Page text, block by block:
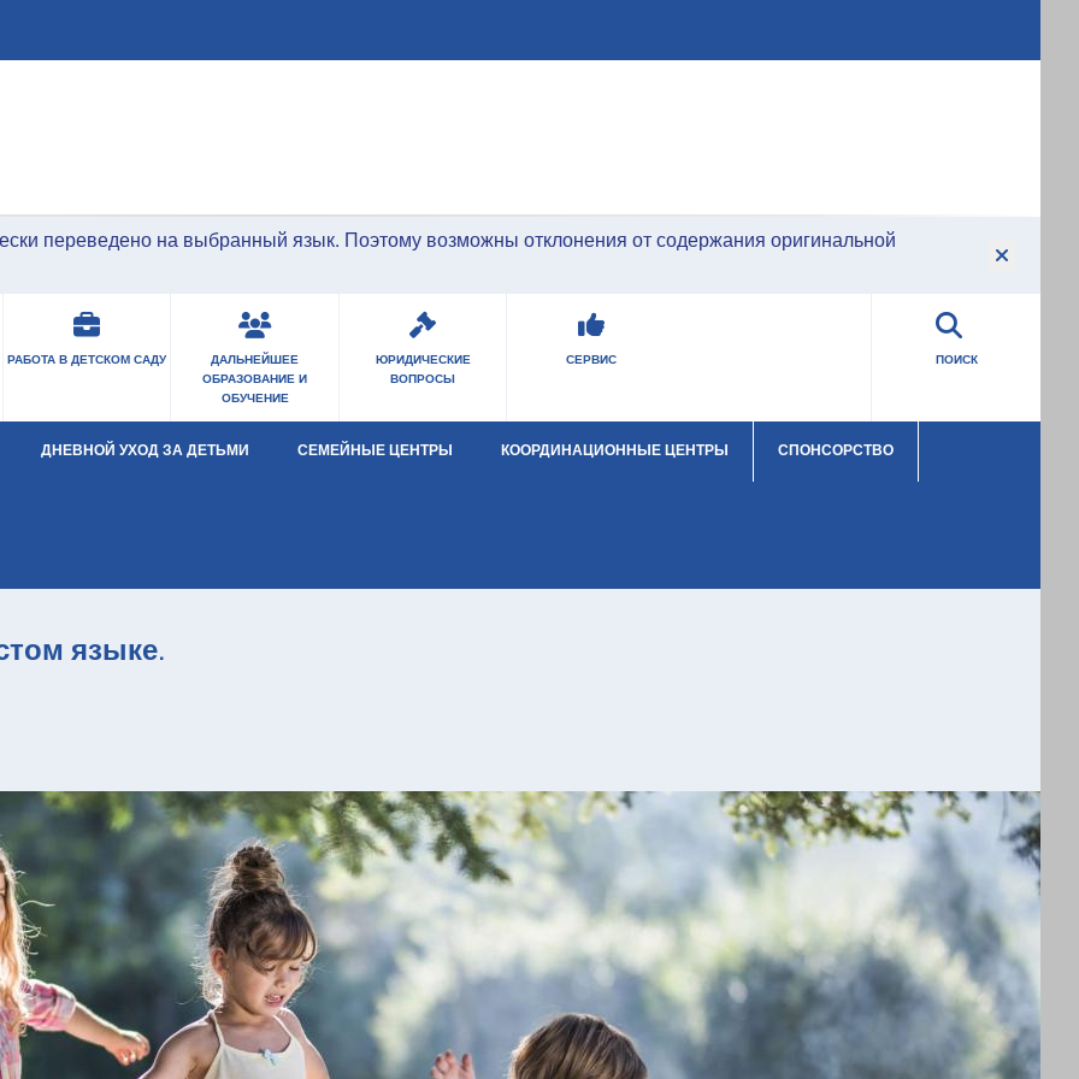
переведено на выбранный язык. Поэтому возможны отклонения от содержания оригинальной
РАБОТА В ДЕТСКОМ САДУ
ДАЛЬНЕЙШЕЕ
ОБРАЗОВАНИЕ И
ОБУЧЕНИЕ
ЮРИДИЧЕСКИЕ
ВОПРОСЫ
СЕРВИС ПОИСК
ДНЕВНОЙ УХОД ЗА ДЕТЬМИ СЕМЕЙНЫЕ ЦЕНТРЫ КООРДИНАЦИОННЫЕ ЦЕНТРЫ СПОНСОРСТВО
языке.